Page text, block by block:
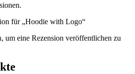
für „Hoodie with Logo“
um eine Rezension veröffentlichen zu